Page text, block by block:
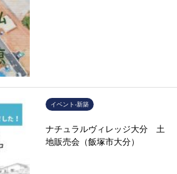
イベント-新築
ナチュラルヴィレッジ大分 土
地販売会（飯塚市大分）